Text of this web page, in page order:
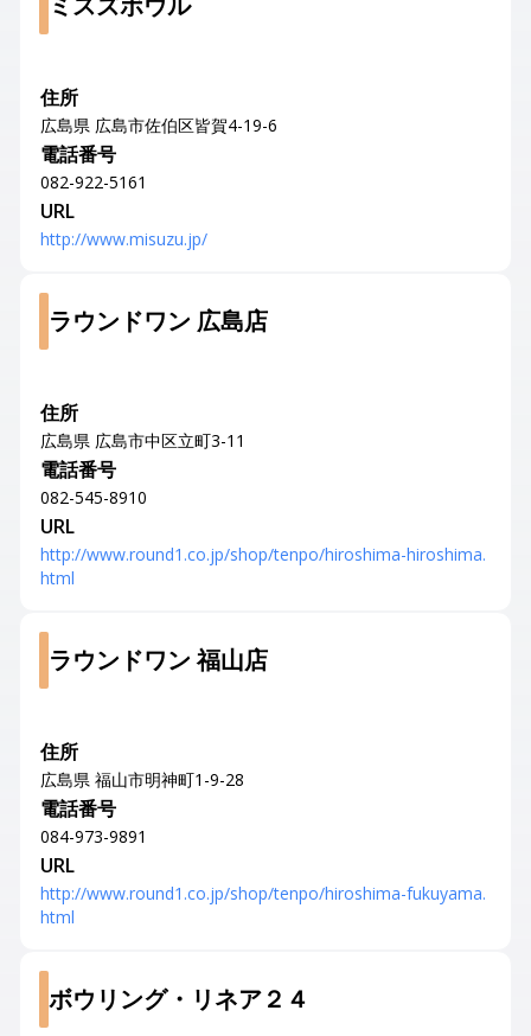
住所
広島県 広島市佐伯区皆賀4-19-6
電話番号
082-922-5161
URL
http://www.misuzu.jp/
ラウンドワン 広島店
住所
広島県 広島市中区立町3-11
電話番号
082-545-8910
URL
http://www.round1.co.jp/shop/tenpo/hiroshima-hiroshima.
html
ラウンドワン 福山店
住所
広島県 福山市明神町1-9-28
電話番号
084-973-9891
URL
http://www.round1.co.jp/shop/tenpo/hiroshima-fukuyama.
html
ボウリング・リネア２４